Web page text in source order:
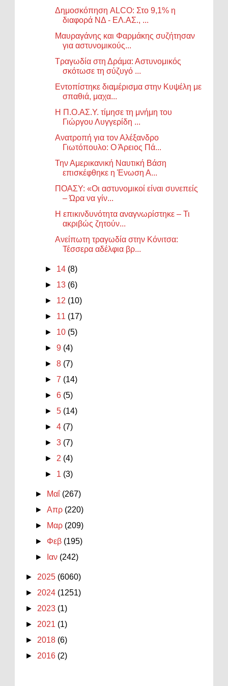
Δημοσκόπηση ALCO: Στο 9,1% η
διαφορά ΝΔ - ΕΛ.ΑΣ., ...
Μαυραγάνης και Φαρμάκης συζήτησαν
για αστυνομικούς...
Τραγωδία στη Δράμα: Αστυνομικός
σκότωσε τη σύζυγό ...
Εντοπίστηκε διαμέρισμα στην Κυψέλη με
σπαθιά, μαχα...
Η Π.Ο.ΑΣ.Υ. τίμησε τη μνήμη του
Γιώργου Λυγγερίδη ...
Ανατροπή για τον Αλέξανδρο
Γιωτόπουλο: Ο Άρειος Πά...
Την Αμερικανική Ναυτική Βάση
επισκέφθηκε η Ένωση Α...
ΠΟΑΣΥ: «Οι αστυνομικοί είναι συνεπείς
– Ώρα να γίν...
Η επικινδυνότητα αναγνωρίστηκε – Τι
ακριβώς ζητούν...
Ανείπωτη τραγωδία στην Κόνιτσα:
Τέσσερα αδέλφια βρ...
► 14 (8)
► 13 (6)
► 12 (10)
► 11 (17)
► 10 (5)
►9 (4)
►8 (7)
►7 (14)
►6 (5)
►5 (14)
►4 (7)
►3 (7)
► 2 (4)
► 1 (3)
► Μαΐ (267)
►Απρ (220)
►
Μαρ (209)
► Φεβ (195)
►
Ιαν (242)
► 2025 (6060)
► 2024 (1251)
► 2023 (1)
► 2021 (1)
► 2018 (6)
► 2016 (2)